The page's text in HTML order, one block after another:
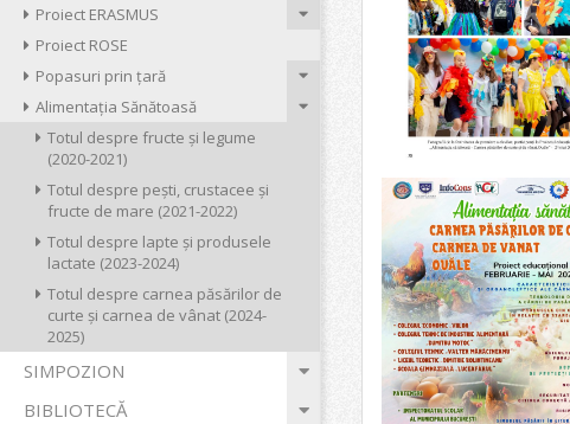
Proiect ERASMUS
Proiect ROSE
Popasuri prin țară
Alimentația Sănătoasă
Totul despre fructe și legume
(2020-2021)
Totul despre pești, crustacee și
fructe de mare (2021-2022)
Totul despre lapte și produsele
lactate (2023-2024)
Totul despre carnea păsărilor de
curte și carnea de vânat (2024-
2025)
SIMPOZION
BIBLIOTECĂ